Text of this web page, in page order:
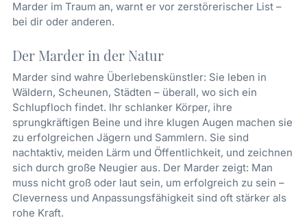
Marder im Traum an, warnt er vor zerstörerischer List –
bei dir oder anderen.
Der Marder in der Natur
Marder sind wahre Überlebenskünstler: Sie leben in
Wäldern, Scheunen, Städten – überall, wo sich ein
Schlupfloch findet. Ihr schlanker Körper, ihre
sprungkräftigen Beine und ihre klugen Augen machen sie
zu erfolgreichen Jägern und Sammlern. Sie sind
nachtaktiv, meiden Lärm und Öffentlichkeit, und zeichnen
sich durch große Neugier aus. Der Marder zeigt: Man
muss nicht groß oder laut sein, um erfolgreich zu sein –
Cleverness und Anpassungsfähigkeit sind oft stärker als
rohe Kraft.